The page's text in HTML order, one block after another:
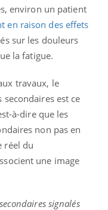
environ un patient
en raison des effets
sur les douleurs
la fatigue.
travaux, le
est ce
à-dire que les
non pas en
réel du
une image
signalés